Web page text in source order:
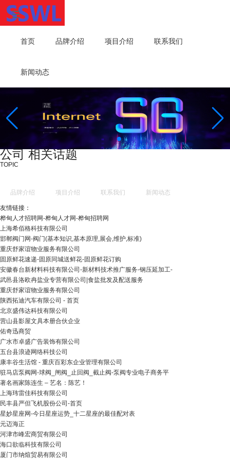
首页 品牌介绍 项目介绍 联系我们
新闻动态
公司 相关话题
TOPIC
品牌介绍 项目介绍 联系我们 新闻动态
友情链接：
桦甸人才招聘网-桦甸人才网-桦甸招聘网
上海希佰格科技有限公司
邯郸阀门网-阀门(基本知识,基本原理,展会,维护,标准)
重庆舒家谊物业服务有限公司
固原鲜花速递-固原同城送鲜花-固原鲜花订购
安徽春台新材料科技有限公司-新材料技术推广服务-钢压延加工-
武邑县洛欧冉盐业专营有限公司|食盐批发及配送服务
重庆舒家谊物业服务有限公司
陕西拓迪汽车有限公司 - 首页
北京盛伟达科技有限公司
营山县影屋文具本册合伙企业
佑奇迅商贸
广水市卓盛广告装饰有限公司
五台县浪迹网络科技公司
康丰谷生活馆 - 重庆百彩东企业管理有限公司
驻马店泵阀网-球阀_闸阀_止回阀_截止阀-泵阀专业电子商务平
著名画家陈连生 – 艺名：陈艺！
上海玮雷佳科技有限公司
民丰县严但飞机股份公司-首页
星妙星座网-今日星座运势_十二星座的最佳配对表
元迈海正
河津市峰宏商贸有限公司
海口欲临科技有限公司
厦门市纳煊贸易有限公司